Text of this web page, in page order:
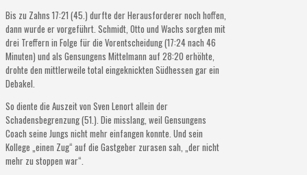
Bis zu Zahns 17:21 (45.) durfte der Herausforderer noch hoffen,
dann wurde er vorgeführt. Schmidt, Otto und Wachs sorgten mit
drei Treffern in Folge für die Vorentscheidung (17:24 nach 46
Minuten) und als Gensungens Mittelmann auf 28:20 erhöhte,
drohte den mittlerweile total eingeknickten Südhessen gar ein
Debakel.
So diente die Auszeit von Sven Lenort allein der
Schadensbegrenzung (51.). Die misslang, weil Gensungens
Coach seine Jungs nicht mehr einfangen konnte. Und sein
Kollege „einen Zug“ auf die Gastgeber zurasen sah, „der nicht
mehr zu stoppen war“.